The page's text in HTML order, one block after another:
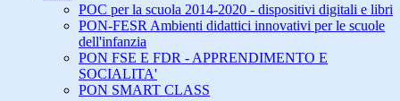
POC per la scuola 2014-2020 - dispositivi digitali e libri
PON-FESR Ambienti didattici innovativi per le scuole
dell'infanzia
PON FSE E FDR - APPRENDIMENTO E
SOCIALITA'
PON SMART CLASS